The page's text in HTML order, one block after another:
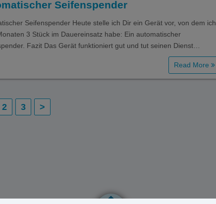
Seifenspender
Seifenspender Heute stelle ich Dir ein Gerät vor, von dem ich
3 Stück im Dauereinsatz habe: Ein automatischer
Fazit Das Gerät funktioniert gut und tut seinen Dienst…
Read More
2 3 >